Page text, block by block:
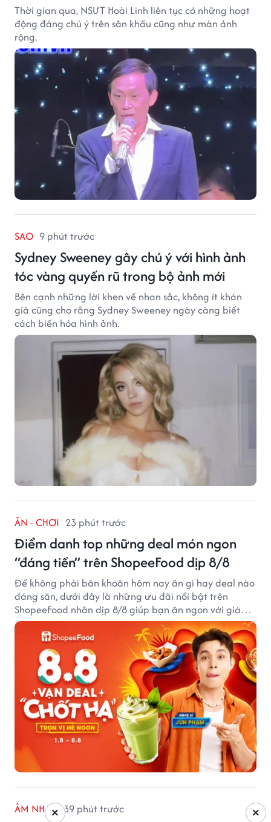
Thời gian qua, NSƯT Hoài Linh liên tục có những hoạt
động đáng chú ý trên sân khấu cũng như màn ảnh
rộng.
SAO 9 phút trước
Sydney Sweeney gây chú ý với hình ảnh
tóc vàng quyến rũ trong bộ ảnh mới
Bên cạnh những lời khen về nhan sắc, không ít khán
giả cũng cho rằng Sydney Sweeney ngày càng biết
cách biến hóa hình ảnh.
ĂN - CHƠI 23 phút trước
Điểm danh top những deal món ngon
“đáng tiền” trên ShopeeFood dịp 8/8
Để không phải băn khoăn hôm nay ăn gì hay deal nào
đáng săn, dưới đây là những ưu đãi nổi bật trên
ShopeeFood nhân dịp 8/8 giúp bạn ăn ngon với giá
hời mà không cần đắn đo.
ÂM NHẠC 39 phút trước ×
×